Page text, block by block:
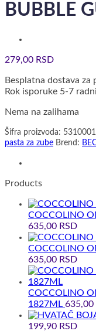
BUBBLE
279,00 RSD
Besplatna dostava za
Rok isporuke 5-7
Nema na zalihama
Šifra proizvoda:
pasta za zube Brend:
Products
COCCOLINO
635,00 RSD
COCCOLINO
635,00 RSD
COCCOLINO
1827ML 635,00
199,90 RSD